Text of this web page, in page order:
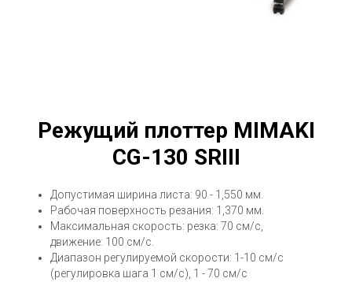
Режущий плоттер MIMAKI
CG-130 SRIII
Допустимая ширина листа: 90 - 1,550 мм.
Рабочая поверхность резания: 1,370 мм.
Максимальная скорость: резка: 70 см/с,
движение: 100 см/с.
Диапазон регулируемой скорости: 1-10 см/с
(регулировка шага 1 см/с), 1 - 70 см/с